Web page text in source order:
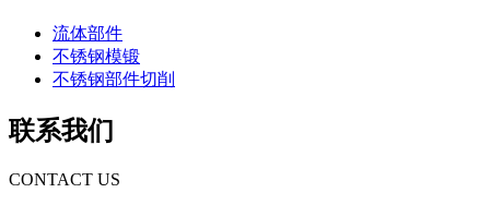
流体部件
不锈钢模锻
不锈钢部件切削
联系我们
CONTACT US